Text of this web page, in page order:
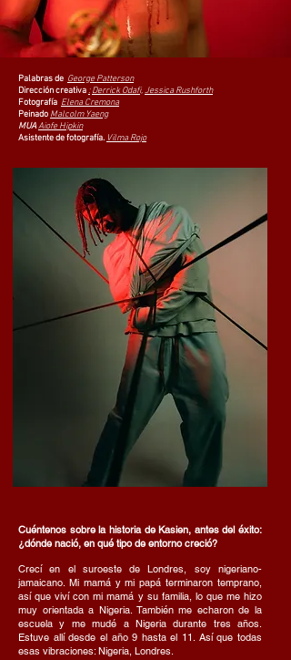
Palabras de George Patterson
Dirección creativa : Derrick Odafi,Jessica Rushforth
Fotografía Elena Cremona
Peinado Malcolm Yaeng
MUAAiofe Hipkin
Asistente de fotografía. Vilma Rojo
Cuéntenos sobre la historia de Kasien, antes del éxito:
¿dónde nació, en qué tipo de entorno creció?
Crecí en el suroeste de Londres, soy nigeriano-
jamaicano. Mi mamá y mi papá terminaron temprano,
así que viví con mi mamá y su familia, lo que me hizo
muy orientada a Nigeria. También me echaron de la
escuela y me mudé a Nigeria durante tres años.
Estuve allí desde el año 9 hasta el 11. Así que todas
esas vibraciones: Nigeria, Londres.